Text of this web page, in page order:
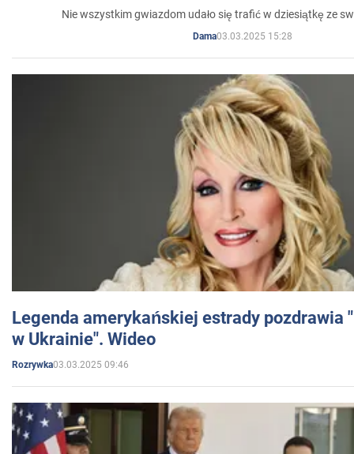
Nie wszystkim gwiazdom udało się trafić w dziesiątkę ze
Dama03.03.2025 15:28
Legenda amerykańskiej estrady pozdrawia
w Ukrainie". Wideo
Rozrywka03.03.2025 09:46